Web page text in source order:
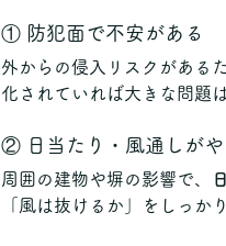
① 防犯面で不安がある
外からの侵入リスクがあるた
化されていれば大きな問題
② 日当たり・風通しがや
周囲の建物や塀の影響で、
「風は抜けるか」をしっか